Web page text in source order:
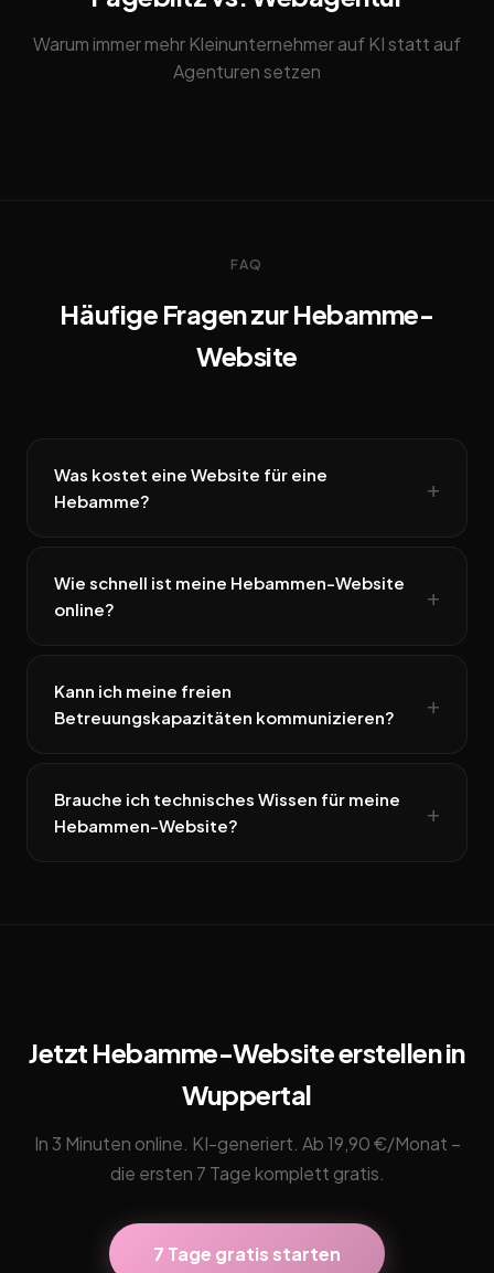
Warum immer mehr Kleinunternehmer auf KI statt auf
Agenturen setzen
FAQ
Häufige Fragen zur Hebamme-
Website
Was kostet eine Website für eine
Hebamme?
Wie schnell ist meine Hebammen-Website
online?
Kann ich meine freien
Betreuungskapazitäten kommunizieren?
Brauche ich technisches Wissen für meine
Hebammen-Website?
Jetzt Hebamme-Website erstellen in
Wuppertal
In 3 Minuten online. KI-generiert. Ab 19,90 €/Monat –
die ersten 7 Tage komplett gratis.
7 Tage gratis starten